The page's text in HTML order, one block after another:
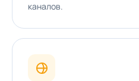
каналов.